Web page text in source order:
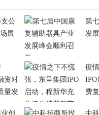
公
展
第
发
资对
量发
疫
IPO
费
创 中